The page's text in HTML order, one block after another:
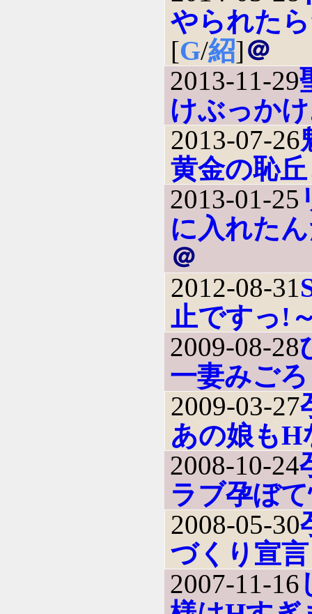
やられた
[G/紹]＠
2013-11-29
けぶっか
2013-07-26
黄金の恥
2013-01-25
に入れた
＠
2012-08-31
止ですっ!
2009-08-28
一妻みご
2009-03-27
あの娘もH
2008-10-24
ラブ孕ぼ
2008-05-30
づくり宣
2007-11-16